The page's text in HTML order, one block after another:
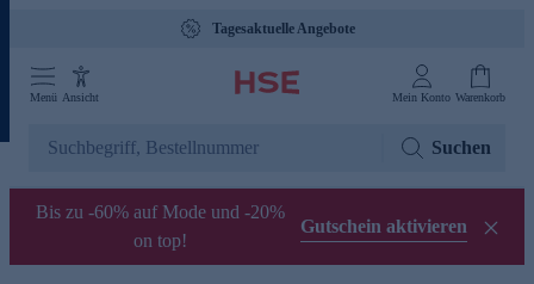
Tagesaktuelle Angebote
Menü Ansicht Mein Konto Warenkorb
Suchen
Bis zu -60% auf Mode und -20%
on top!
Gutschein aktivieren